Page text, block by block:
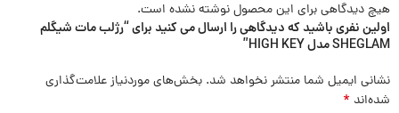
هیچ دیدگاهی برای این محصول نوشته نشده است.
اولین نفری باشید که دیدگاهی را ارسال می کنید برای “رژلب مات شيگلم
SHEGLAM مدل HIGH KEY”
نشانی ایمیل شما منتشر نخواهد شد. بخش‌های موردنیاز علامت‌گذاری
شده‌اند *